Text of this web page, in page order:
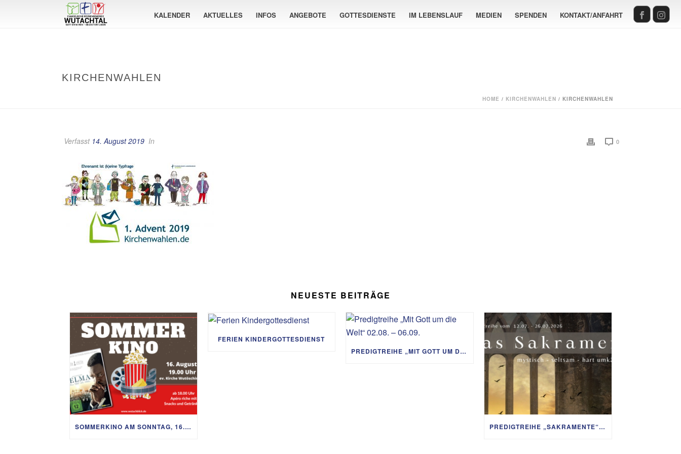
KALENDER AKTUELLES INFOS ANGEBOTE GOTTESDIENSTE IM LEBENSLAUF MEDIEN SPENDEN KONTAKT/ANFAHRT
KIRCHENWAHLEN
HOME / KIRCHENWAHLEN / KIRCHENWAHLEN
Verfasst 14. August 2019 In 0
NEUESTE BEITRÄGE
SOMMERKINO AM SONNTAG, 16. AUGUST
FERIEN KINDERGOTTESDIENST
PREDIGTREIHE „MIT GOTT UM DIE WELT“ 02.08. – 06.09.
PREDIGTREIHE „SAKRAMENTE“ VOM 12. BIS 26. JULI